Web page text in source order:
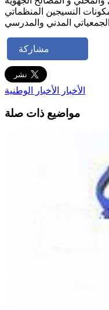
مكونات النسيجين المنظماتي
مشاركة
الأخبار الأخبار الوطنية
مواضيع ذات صلة